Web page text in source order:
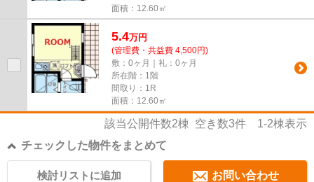
面積：12.60㎡
5.4万円
(管理費・共益費 4,500円)
敷：0ヶ月｜礼：0ヶ月
所在階：1階
間取り：1R
面積：12.60㎡
該当公開件数2棟 空き数3件 1-2棟表示
チェックした物件をまとめて
お問い合わせ
検討リストに追加